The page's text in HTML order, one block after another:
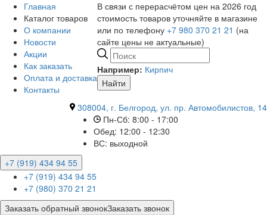
Главная
Каталог товаров
О компании
Новости
Акции
Как заказать
Оплата и доставка
Контакты
308004, г. Белгород, ул. пр. Автомобилистов, 14
Пн-Сб: 8:00 - 17:00
Обед: 12:00 - 12:30
ВС: выходной
В связи с перерасчётом цен на 2026 год
стоимость товаров уточняйте в магазине
или по телефону +7 980 370 21 21 (на
сайте цены не актуальные)
Например: Кирпич
Найти
+7 (919) 434 94 55
+7 (919) 434 94 55
+7 (980) 370 21 21
Заказать обратный звонокЗаказать звонок